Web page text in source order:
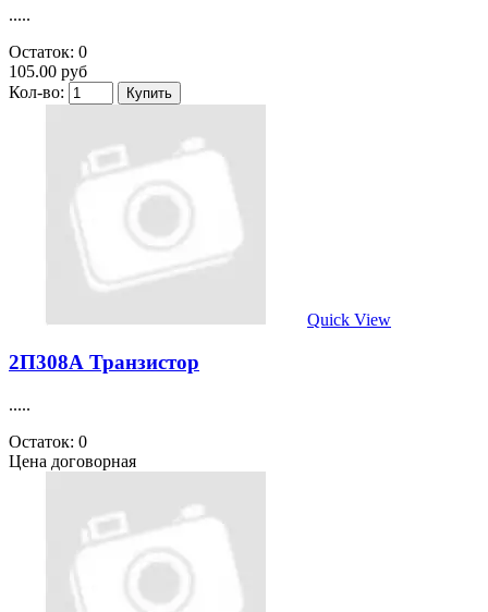
.....
Остаток: 0
105.00 руб
Кол-во:
Quick View
2П308А Транзистор
.....
Остаток: 0
Цена договорная